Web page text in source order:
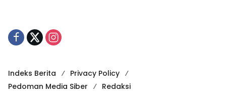
Indeks Berita
Privacy Policy
Pedoman Media Siber
Redaksi